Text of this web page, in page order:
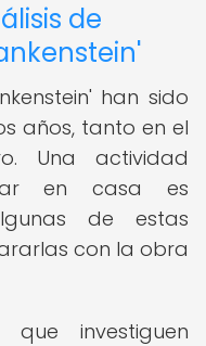
de
han sido
años, tanto en el
Una actividad
en casa es
de estas
con la obra
investiguen